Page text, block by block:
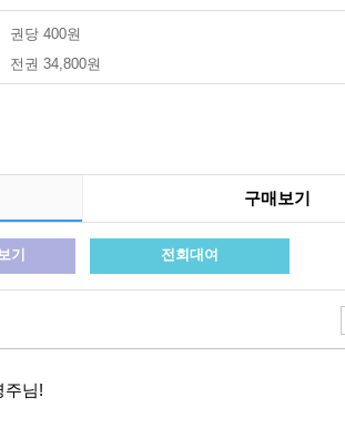
권당 400원
전권 34,800원
구매보기
기 전회대여
주님!